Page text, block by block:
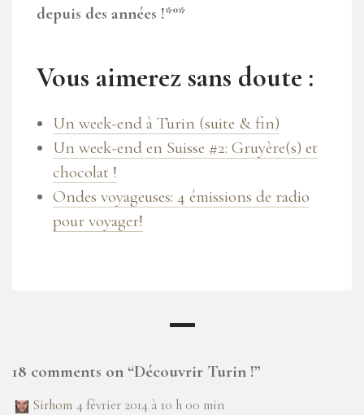
depuis des années !*°*
Vous aimerez sans doute :
Un week-end à Turin (suite & fin)
Un week-end en Suisse #2: Gruyère(s) et
chocolat !
Ondes voyageuses: 4 émissions de radio
pour voyager!
18 comments on “Découvrir Turin !”
Sirhom 4 février 2014 à 10 h 00 min